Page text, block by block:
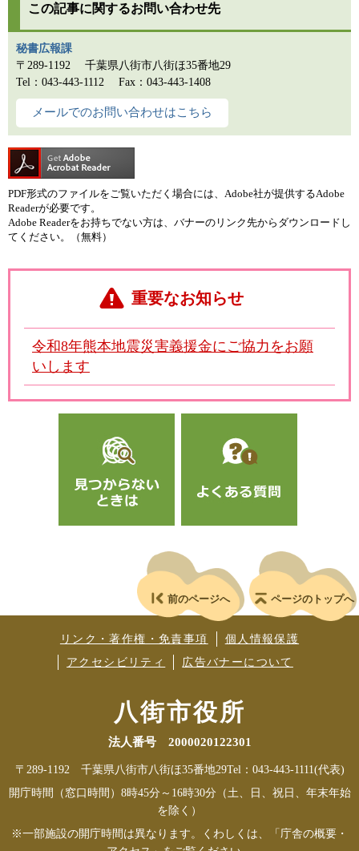
この記事に関するお問い合わせ先
秘書広報課
〒289-1192
千葉県八街市八街ほ35番地29
Tel：043-443-1112
Fax：043-443-1408
メールでのお問い合わせはこちら
PDF形式のファイルをご覧いただく場合には、Adobe社が提供するAdobe
Readerが必要です。
Adobe Readerをお持ちでない方は、バナーのリンク先からダウンロードし
てください。（無料）
重要なお知らせ
令和8年熊本地震災害義援金にご協力をお願
いします
前のページへ ページのトップへ
リンク・著作権・免責事項
個人情報保護
アクセシビリティ
広告バナーについて
八街市役所
法人番号 2000020122301
〒289-1192 千葉県八街市八街ほ35番地29Tel：043-443-1111(代表)
開庁時間（窓口時間）8時45分～16時30分（土、日、祝日、年末年始
を除く）
※一部施設の開庁時間は異なります。くわしくは、「庁舎の概要・